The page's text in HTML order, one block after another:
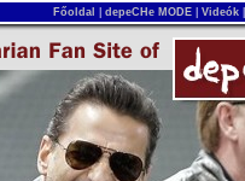
Főoldal depeCHe MODE Videók